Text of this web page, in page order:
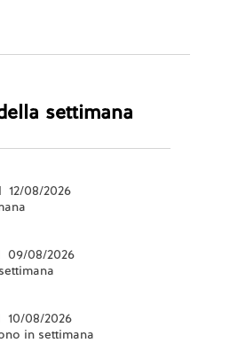
mi pare veramente
non spendesse niente
settimana
08/2026
09/08/2026
10/08/2026
in settimana